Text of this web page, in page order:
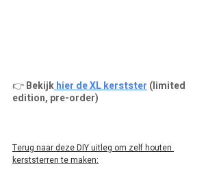
👉 Bekijk hier de XL kerstster (limited
edition, pre-order)
Terug naar deze DIY uitleg om zelf houten
kerststerren te maken: